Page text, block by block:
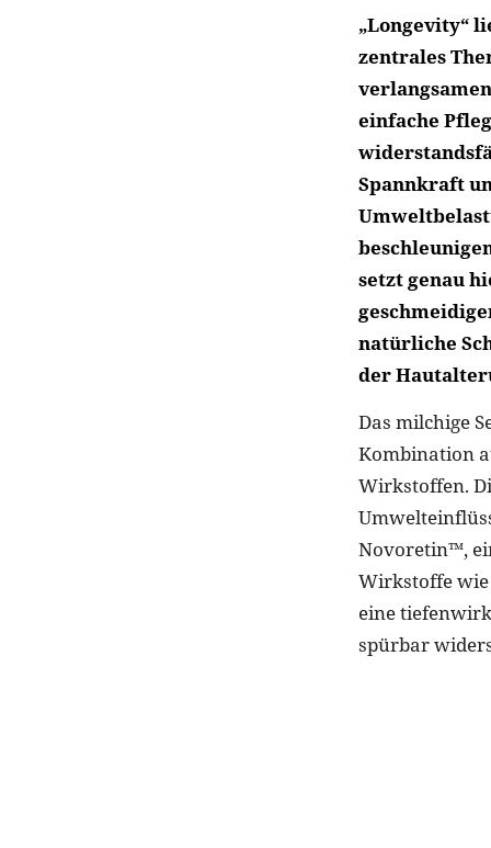
„Longevity“
zentrales
einfache
Spannkraft
setzt genau
natürliche
der
Das milchige
Kombination
Wirkstoffen.
Novoretin™,
Wirkstoffe
eine
spürbar